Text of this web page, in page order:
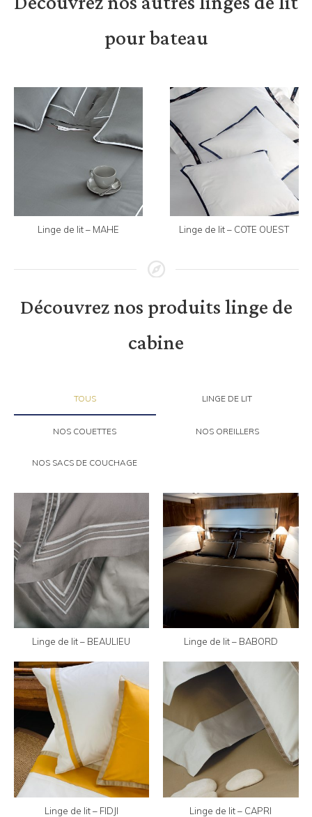
pour bateau
Linge de lit – MAHE Linge de lit – COTE OUEST
Découvrez nos produits linge de
cabine
TOUS LINGE DE LIT
NOS COUETTES NOS OREILLERS
NOS SACS DE COUCHAGE
Linge de lit – BEAULIEU Linge de lit – BABORD
Linge de lit – FIDJI Linge de lit – CAPRI